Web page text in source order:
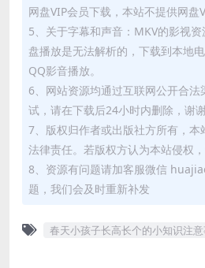
网盘VIP会员下载，本站不提供网盘
5、关于字幕和声音：MKV的影视
盘播放是无法解析的，下载到本地
QQ影音播放。
6、网站资源均通过互联网公开合法
试，请在下载后24小时内删除，谢
7、版权归作者或出版社方所有，本
法律责任。若版权方认为本站侵权，
8、资源有问题请加客服微信
题，我们会及时重新补发
春天小孩子长高长个的小知识注